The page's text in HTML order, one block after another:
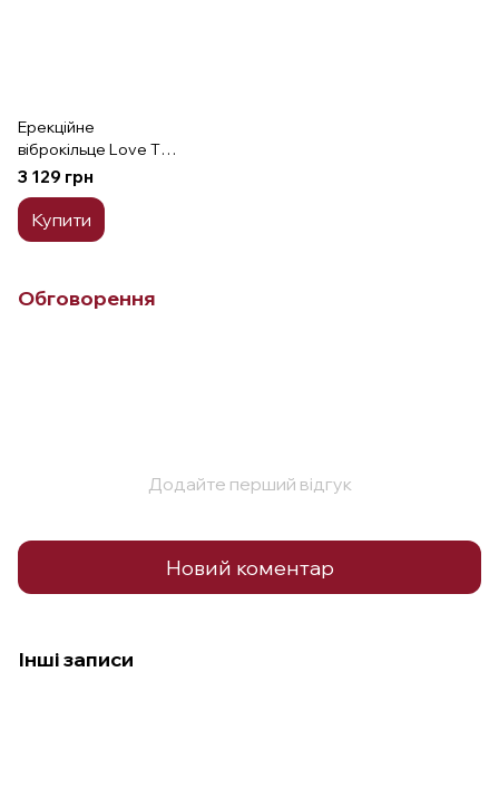
Ерекційне
віброкільце Love To
Love Mr & Mrs VIBE з
пультом керування
3 129 грн
Купити
Обговорення
Додайте перший відгук
Новий коментар
Інші записи